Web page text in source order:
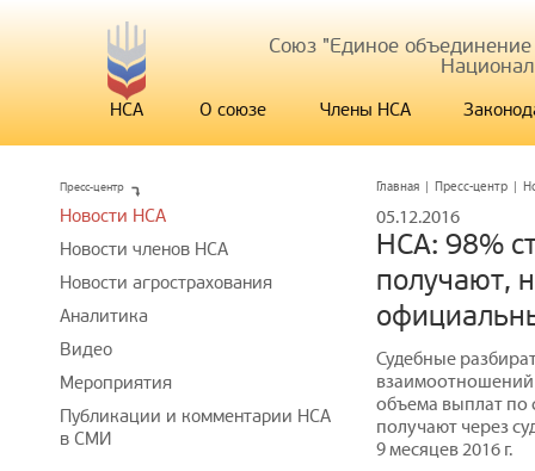
Союз "Единое
НСА О союзе Члены НСА
Главная | Пресс-центр |
05.12.2016
НСА: 98%
получают,
Судебные
взаимоотношений
объема выплат по
получают через
9 месяцев 2016 г.
Пресс-центр
Новости НСА
Новости членов НСА
Новости агрострахования
Аналитика
Видео
Мероприятия
Публикации и комментарии НСА
в СМИ